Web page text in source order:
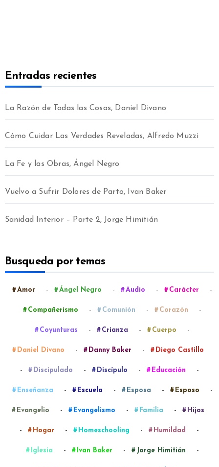
Entradas recientes
La Razón de Todas las Cosas, Daniel Divano
Cómo Cuidar Las Verdades Reveladas, Alfredo Muzzi
La Fe y las Obras, Ángel Negro
Vuelvo a Sufrir Dolores de Parto, Ivan Baker
Sanidad Interior – Parte 2, Jorge Himitián
Busqueda por temas
Amor - Ángel Negro - Audio - Carácter -
Compañerismo - Comunión - Corazón -
Coyunturas - Crianza - Cuerpo -
Daniel Divano - Danny Baker - Diego Castillo
- Discipulado - Discípulo - Educación -
Enseñanza - Escuela - Esposa - Esposo -
Evangelio - Evangelismo - Familia - Hijos
- Hogar - Homeschooling - Humildad -
Iglesia - Ivan Baker - Jorge Himitián -